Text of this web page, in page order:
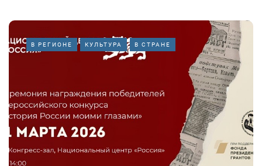
В РЕГИОНЕ КУЛЬТУРА В СТРАНЕ